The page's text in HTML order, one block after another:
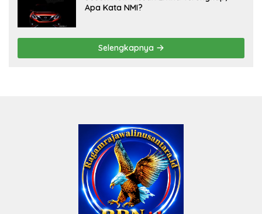
Apa Kata NMI?
Selengkapnya